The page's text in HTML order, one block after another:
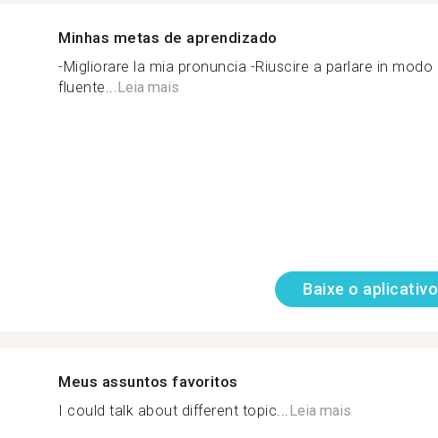
Minhas metas de aprendizado
-Migliorare la mia pronuncia -Riuscire a parlare in modo
fluente...Leia mais
Baixe o aplicativo
Meus assuntos favoritos
I could talk about different topic...Leia mais